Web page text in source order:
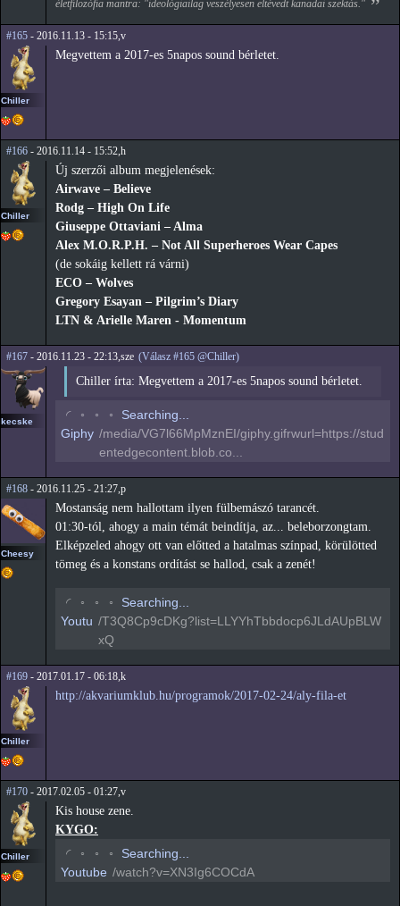
életfilozófia mantra: "ideológiailag veszélyesen eltévedt kanadai szektás."
#165 - 2016.11.13 - 15:15,v
Chiller
Megvettem a 2017-es 5napos sound bérletet.
#166 - 2016.11.14 - 15:52,h
Chiller
Új szerzői album megjelenések:
Airwave – Believe
Rodg – High On Life
Giuseppe Ottaviani – Alma
Alex M.O.R.P.H. – Not All Superheroes Wear Capes
(de sokáig kellett rá várni)
ECO – Wolves
Gregory Esayan – Pilgrim’s Diary
LTN & Arielle Maren - Momentum
#167 - 2016.11.23 - 22:13,sze (Válasz #165 @Chiller)
kecske
Chiller írta: Megvettem a 2017-es 5napos sound bérletet.
◡ ◦ ◦ ◦
Searching...
Giphy /media/VG7l66MpMznEI/giphy.gifrwurl=https://stud
entedgecontent.blob.co...
#168 - 2016.11.25 - 21:27,p
Cheesy
Mostanság nem hallottam ilyen fülbemászó tarancét.
01:30-tól, ahogy a main témát beindítja, az... beleborzongtam.
Elképzeled ahogy ott van előtted a hatalmas színpad, körülötted
tömeg és a konstans ordítást se hallod, csak a zenét!
◡ ◦ ◦ ◦
Searching...
Youtu /T3Q8Cp9cDKg?list=LLYYhTbbdocp6JLdAUpBLW
xQ
#169 - 2017.01.17 - 06:18,k
Chiller
http://akvariumklub.hu/programok/2017-02-24/aly-fila-et
#170 - 2017.02.05 - 01:27,v
Chiller
Kis house zene.
KYGO:
◡ ◦ ◦ ◦
Searching...
Youtube /watch?v=XN3Ig6COCdA